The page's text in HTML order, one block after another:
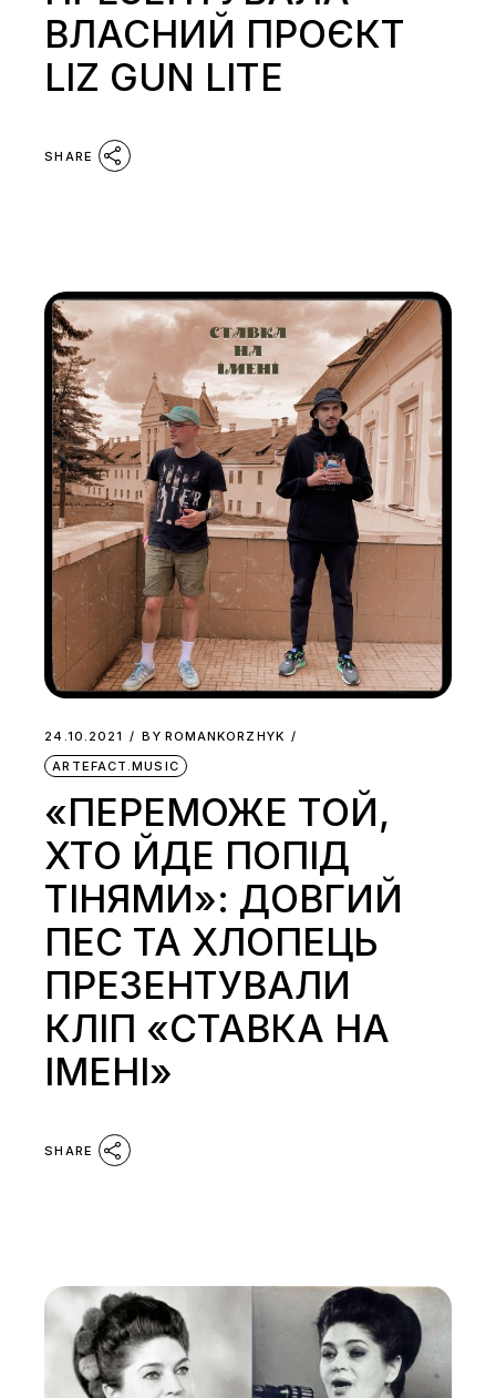
ВЛАСНИЙ ПРОЄКТ
LIZ GUN LITE
SHARE
24.10.2021 BY ROMANKORZHYK
ARTEFACT.MUSIC
«ПЕРЕМОЖЕ ТОЙ,
ХТО ЙДЕ ПОПІД
ТІНЯМИ»: ДОВГИЙ
ПЕС ТА ХЛОПЕЦЬ
ПРЕЗЕНТУВАЛИ
КЛІП «СТАВКА НА
ІМЕНІ»
SHARE